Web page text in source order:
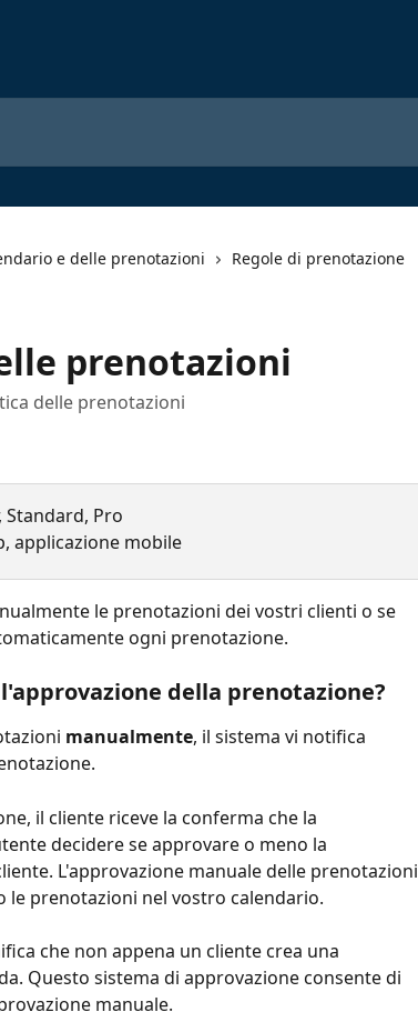
e delle prenotazioni
Regole di prenotazione
prenotazioni
delle prenotazioni
Standard, Pro
applicazione mobile
le prenotazioni dei vostri clienti o se
ogni prenotazione.
della prenotazione?
manualmente, il sistema vi notifica
il cliente riceve la conferma che la
decidere se approvare o meno la
L'approvazione manuale delle prenotazioni
prenotazioni nel vostro calendario.
che non appena un cliente crea una
Questo sistema di approvazione consente di
manuale.